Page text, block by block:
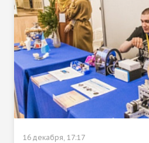
16 декабря, 17:17